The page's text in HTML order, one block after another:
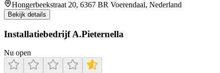
Hongerbeekstraat 20, 6367 BR Voerendaal, Nederland
Bekijk details
Installatiebedrijf A.Pieternella
Nu open